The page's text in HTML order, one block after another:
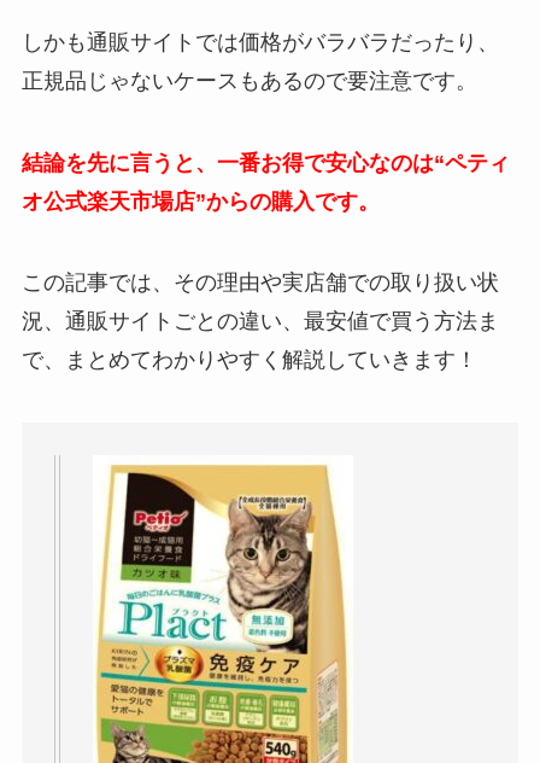
プロパックはどこで売ってる？楽天やAmazon
ねこひかりはどこで売ってる？楽天やAmazon
JPスタイル『和の究み』の口コミ・評判は悪
い？腎臓ケアやお腹ケアに役立つラインナップ
バリニーズが性格悪い7つの理由とは？飼いや
すくする注意点と対策
キンカローは性格悪い？そう言われる7つの理
由と後悔しない飼い方
オリジンはどこで売ってる？楽天やAmazonの
しかも通販サイトでは価格がバラバラだったり、
正規品じゃないケースもあるので要注意です。
結論を先に言うと、一番お得で安心なのは“ペティ
オ公式楽天市場店”からの購入です。
この記事では、その理由や実店舗での取り扱い状
況、通販サイトごとの違い、最安値で買う方法ま
で、まとめてわかりやすく解説していきます！